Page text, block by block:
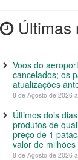
Últimas
Voos do
cancelados; os
atualizações
8 de Agosto de 2026
Últimos dois
produtos de
preço de 1
valor de
8 de Agosto de 2026